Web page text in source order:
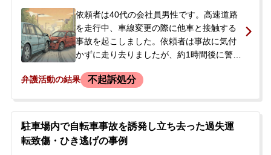
依頼者は40代の会社員男性です。高速道路
を走行中、車線変更の際に他車と接触する
事故を起こしました。依頼者は事故に気付
かずに走り去りましたが、約1時間後に警察
して扱われましたが、後日、被害者が打
た。その後、再度実況見分が行われ、聴取
の予定も組まれたことから、依頼者は不起
訴になる可能性や今後の見通しについて不
弁護活動の結果 不起訴処分
駐車場内で自転車事故を誘発し立ち去った過失運
転致傷・ひき逃げの事例